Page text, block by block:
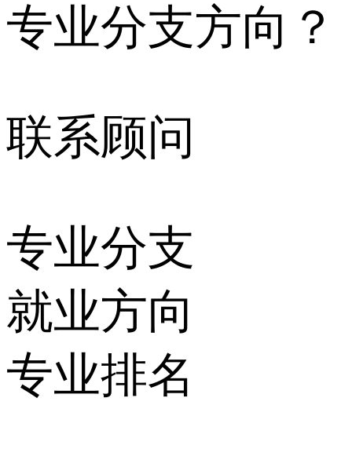
专业分支方向？
联系顾问
专业分支
就业方向
专业排名